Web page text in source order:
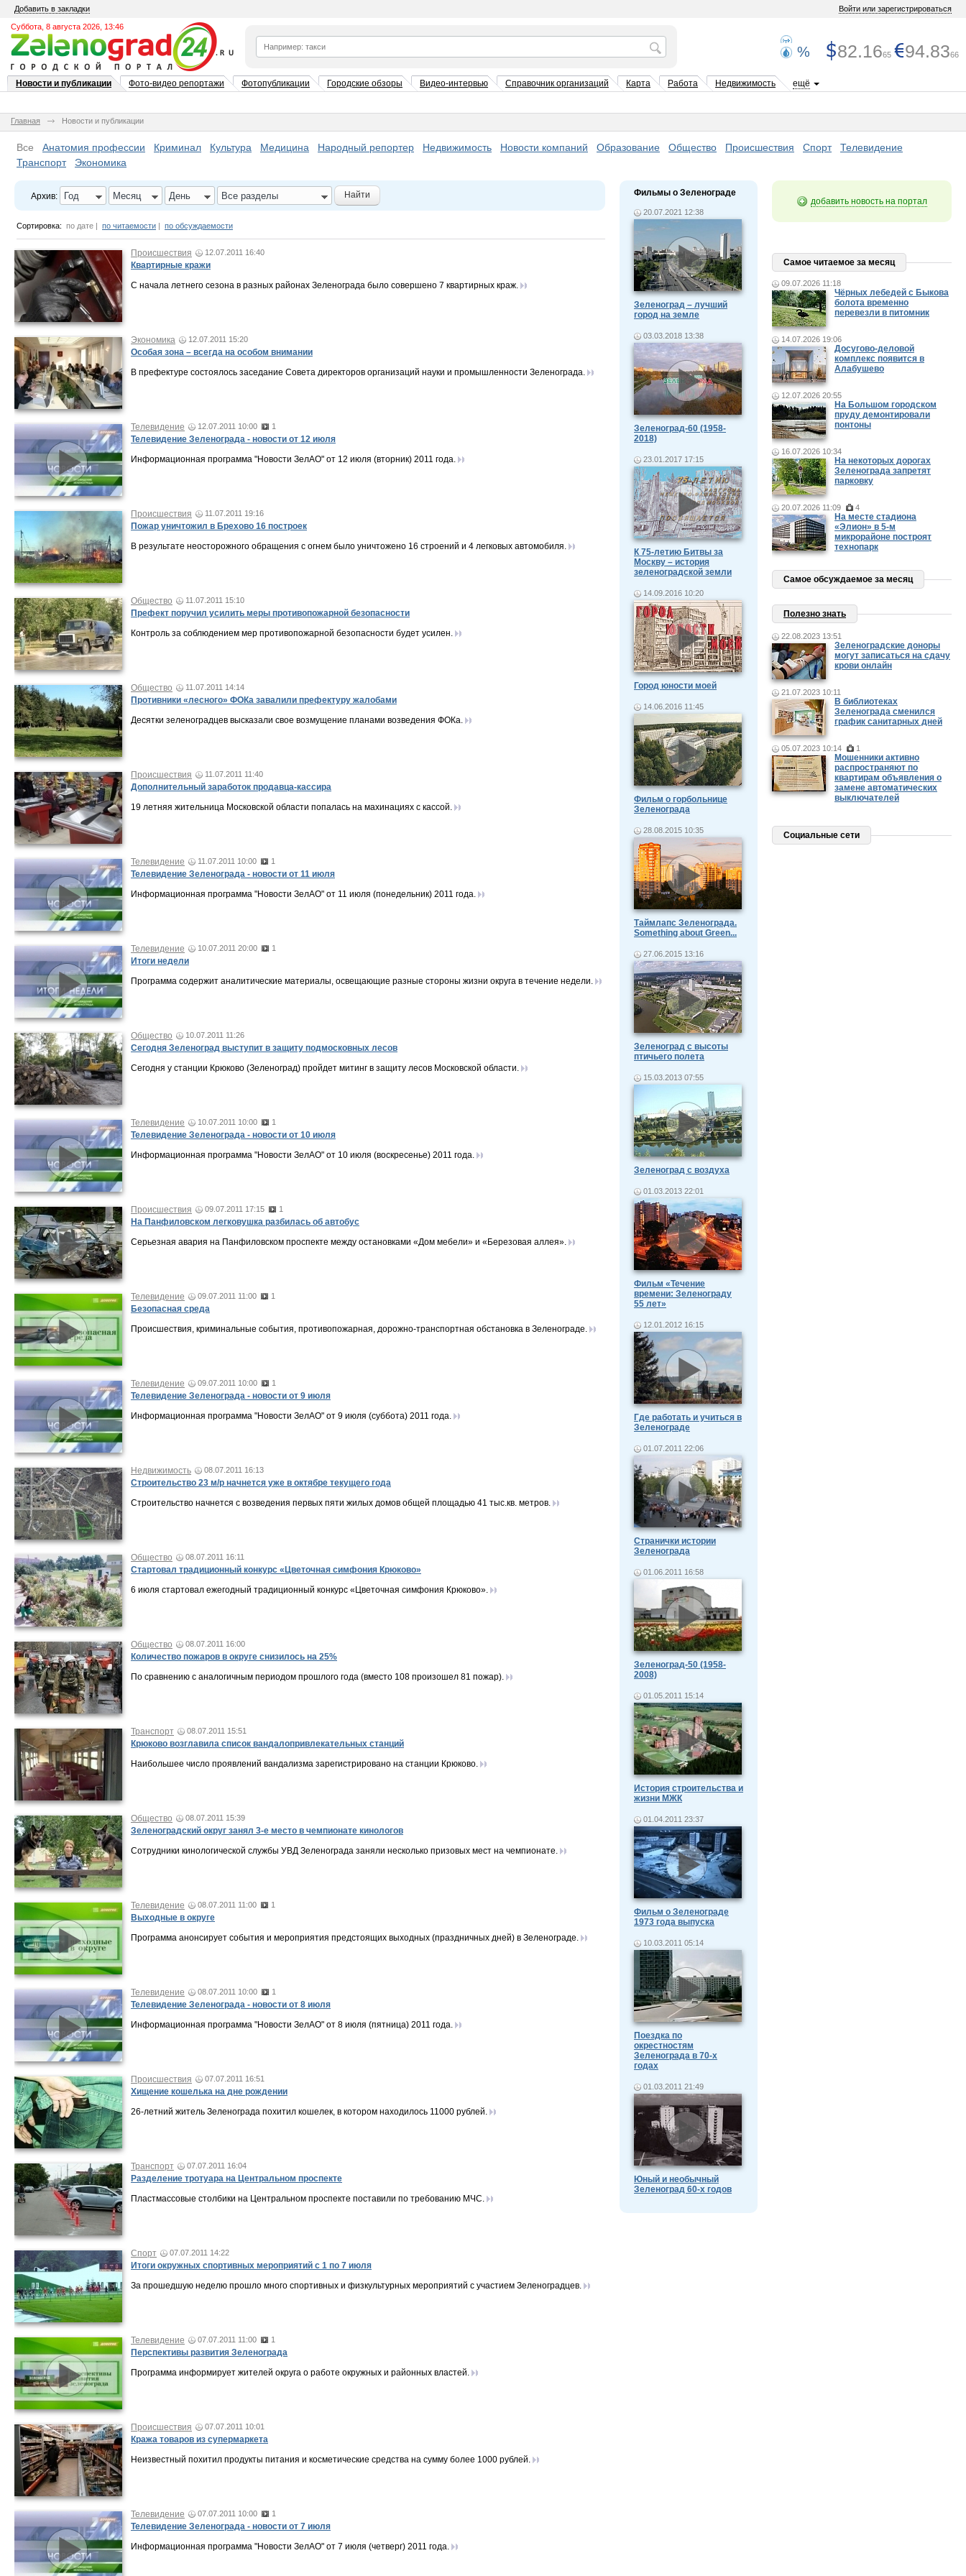
Добавить в закладки Войти или зарегистрироваться
Суббота, 8 августа 2026, 13:46
% 82.1665 94.8366
Новости и публикации Фото-видео репортажи Фотопубликации Городские обзоры Видео-интервью Справочник организаций Карта Работа Недвижимость ещё
Главная Новости и публикации
Все Анатомия профессии Криминал Культура Медицина Народный репортер Недвижимость Новости компаний Образование Общество Происшествия Спорт
Телевидение
Транспорт
Экономика
Архив: Год Месяц День Все разделы Найти
Сортировка: по дате | по читаемости | по обсуждаемости
Происшествия 12.07.2011 16:40
Квартирные кражи
С начала летнего сезона в разных районах Зеленограда было совершено 7 квартирных краж.
Экономика 12.07.2011 15:20
Особая зона – всегда на особом внимании
В префектуре состоялось заседание Совета директоров организаций науки и промышленности Зеленограда.
Телевидение 12.07.2011 10:00 1
Телевидение Зеленограда - новости от 12 июля
Информационная программа "Новости ЗелАО" от 12 июля (вторник) 2011 года.
Происшествия 11.07.2011 19:16
Пожар уничтожил в Брехово 16 построек
В результате неосторожного обращения с огнем было уничтожено 16 строений и 4 легковых автомобиля.
Общество 11.07.2011 15:10
Префект поручил усилить меры противопожарной безопасности
Контроль за соблюдением мер противопожарной безопасности будет усилен.
Общество 11.07.2011 14:14
Противники «лесного» ФОКа завалили префектуру жалобами
Десятки зеленоградцев высказали свое возмущение планами возведения ФОКа.
Происшествия 11.07.2011 11:40
Дополнительный заработок продавца-кассира
19 летняя жительница Московской области попалась на махинациях с кассой.
Телевидение 11.07.2011 10:00 1
Телевидение Зеленограда - новости от 11 июля
Информационная программа "Новости ЗелАО" от 11 июля (понедельник) 2011 года.
Телевидение 10.07.2011 20:00 1
Итоги недели
Программа содержит аналитические материалы, освещающие разные стороны жизни округа в течение недели.
Общество 10.07.2011 11:26
Сегодня Зеленоград выступит в защиту подмосковных лесов
Сегодня у станции Крюково (Зеленоград) пройдет митинг в защиту лесов Московской области.
Телевидение 10.07.2011 10:00 1
Телевидение Зеленограда - новости от 10 июля
Информационная программа "Новости ЗелАО" от 10 июля (воскресенье) 2011 года.
Происшествия 09.07.2011 17:15 1
На Панфиловском легковушка разбилась об автобус
Серьезная авария на Панфиловском проспекте между остановками «Дом мебели» и «Березовая аллея».
Телевидение 09.07.2011 11:00 1
Безопасная среда
Происшествия, криминальные события, противопожарная, дорожно-транспортная обстановка в Зеленограде.
Телевидение 09.07.2011 10:00 1
Телевидение Зеленограда - новости от 9 июля
Информационная программа "Новости ЗелАО" от 9 июля (суббота) 2011 года.
Недвижимость 08.07.2011 16:13
Строительство 23 м/р начнется уже в октябре текущего года
Строительство начнется с возведения первых пяти жилых домов общей площадью 41 тыс.кв. метров.
Общество 08.07.2011 16:11
Стартовал традиционный конкурс «Цветочная симфония Крюково»
6 июля стартовал ежегодный традиционный конкурс «Цветочная симфония Крюково».
Общество 08.07.2011 16:00
Количество пожаров в округе снизилось на 25%
По сравнению с аналогичным периодом прошлого года (вместо 108 произошел 81 пожар).
Транспорт 08.07.2011 15:51
Крюково возглавила список вандалопривлекательных станций
Наибольшее число проявлений вандализма зарегистрировано на станции Крюково.
Общество 08.07.2011 15:39
Зеленоградский округ занял 3-е место в чемпионате кинологов
Сотрудники кинологической службы УВД Зеленограда заняли несколько призовых мест на чемпионате.
Телевидение 08.07.2011 11:00 1
Выходные в округе
Программа анонсирует события и мероприятия предстоящих выходных (праздничных дней) в Зеленограде.
Телевидение 08.07.2011 10:00 1
Телевидение Зеленограда - новости от 8 июля
Информационная программа "Новости ЗелАО" от 8 июля (пятница) 2011 года.
Происшествия 07.07.2011 16:51
Хищение кошелька на дне рождении
26-летний житель Зеленограда похитил кошелек, в котором находилось 11000 рублей.
Транспорт 07.07.2011 16:04
Разделение тротуара на Центральном проспекте
Пластмассовые столбики на Центральном проспекте поставили по требованию МЧС.
Спорт 07.07.2011 14:22
Итоги окружных спортивных мероприятий с 1 по 7 июля
За прошедшую неделю прошло много спортивных и физкультурных мероприятий с участием Зеленоградцев.
Телевидение 07.07.2011 11:00 1
Перспективы развития Зеленограда
Программа информирует жителей округа о работе окружных и районных властей.
Происшествия 07.07.2011 10:01
Кража товаров из супермаркета
Неизвестный похитил продукты питания и косметические средства на сумму более 1000 рублей.
Телевидение 07.07.2011 10:00 1
Телевидение Зеленограда - новости от 7 июля
Информационная программа "Новости ЗелАО" от 7 июля (четверг) 2011 года.
Фильмы о Зеленограде
20.07.2021 12:38
Зеленоград – лучший
город на земле
03.03.2018 13:38
Зеленоград-60 (1958-
2018)
23.01.2017 17:15
К 75-летию Битвы за
Москву – история
зеленоградской земли
14.09.2016 10:20
Город юности моей
14.06.2016 11:45
Фильм о горбольнице
Зеленограда
28.08.2015 10:35
Таймлапс Зеленограда.
Something about Green...
27.06.2015 13:16
Зеленоград с высоты
птичьего полета
15.03.2013 07:55
Зеленоград с воздуха
01.03.2013 22:01
Фильм «Течение
времени: Зеленограду
55 лет»
12.01.2012 16:15
Где работать и учиться в
Зеленограде
01.07.2011 22:06
Странички истории
Зеленограда
01.06.2011 16:58
Зеленоград-50 (1958-
2008)
01.05.2011 15:14
История строительства и
жизни МЖК
01.04.2011 23:37
Фильм о Зеленограде
1973 года выпуска
10.03.2011 05:14
Поездка по
окрестностям
Зеленограда в 70-х
годах
01.03.2011 21:49
Юный и необычный
Зеленоград 60-х годов
добавить новость на портал
Самое читаемое за месяц
09.07.2026 11:18
Чёрных лебедей с Быкова
болота временно
перевезли в питомник
14.07.2026 19:06
Досугово-деловой
комплекс появится в
Алабушево
12.07.2026 20:55
На Большом городском
пруду демонтировали
понтоны
16.07.2026 10:34
На некоторых дорогах
Зеленограда запретят
парковку
20.07.2026 11:09 4
На месте стадиона
«Элион» в 5-м
микрорайоне построят
технопарк
Самое обсуждаемое за месяц
Полезно знать
22.08.2023 13:51
Зеленоградские доноры
могут записаться на сдачу
крови онлайн
21.07.2023 10:11
В библиотеках
Зеленограда сменился
график санитарных дней
05.07.2023 10:14 1
Мошенники активно
распространяют по
квартирам объявления о
замене автоматических
выключателей
Социальные сети